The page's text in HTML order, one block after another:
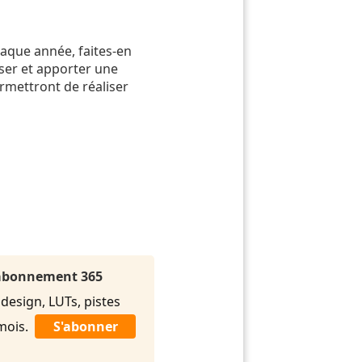
année, faites-en
et apporter une
de réaliser
365
LUTs, pistes
S'abonner